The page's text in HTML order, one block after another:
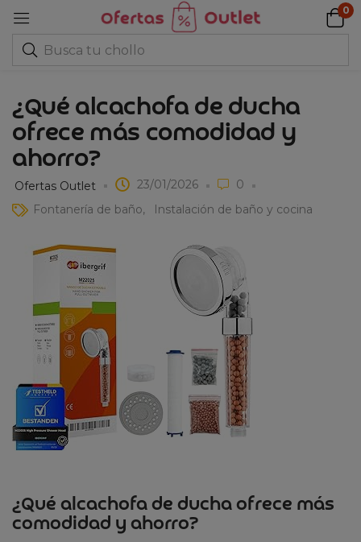
0
¿Qué alcachofa de ducha
ofrece más comodidad y
ahorro?
Ofertas Outlet 23/01/2026
0
Fontanería de baño
Instalación de baño y cocina
¿Qué alcachofa de ducha ofrece más
comodidad y ahorro?